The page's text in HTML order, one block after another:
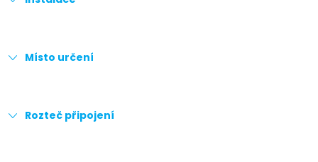
Místo určení
Rozteč připojení